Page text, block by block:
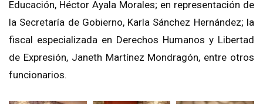
Educación, Héctor Ayala Morales; en representación de
la Secretaría de Gobierno, Karla Sánchez Hernández; la
fiscal especializada en Derechos Humanos y Libertad
de Expresión, Janeth Martínez Mondragón, entre otros
funcionarios.